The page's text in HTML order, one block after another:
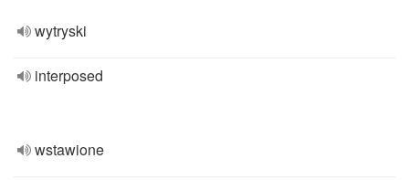
wytryski
interposed
wstawione